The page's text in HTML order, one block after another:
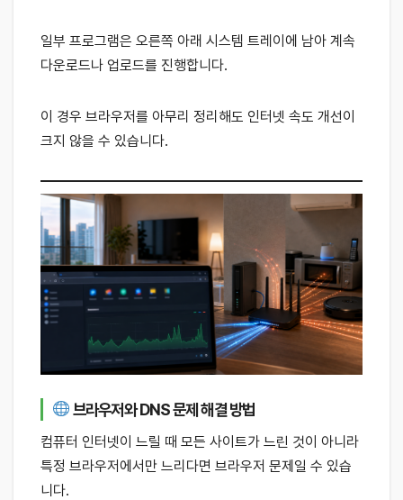
일부 프로그램은 오른쪽 아래 시스템 트레이에 남아 계속
다운로드나 업로드를 진행합니다.
이 경우 브라우저를 아무리 정리해도 인터넷 속도 개선이
크지 않을 수 있습니다.
브라우저와 DNS 문제 해결 방법
컴퓨터 인터넷이 느릴 때 모든 사이트가 느린 것이 아니라
특정 브라우저에서만 느리다면 브라우저 문제일 수 있습
니다.